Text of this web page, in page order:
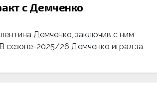
с Демченко
Демченко, заключив с ним
сезоне-2025/26 Демченко играл за